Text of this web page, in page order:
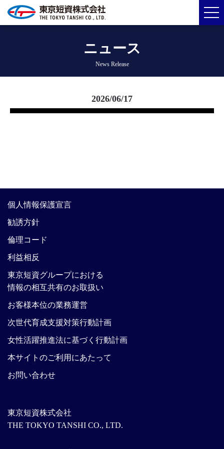
ニュース
News Release
2026/06/17
東京短資株式会社
THE TOKYO TANSHI CO., LTD.
個人情報保護宣言
勧誘方針
倫理コード
利益相反
東京短資グループにおける
情報の相互共有のお取扱い
お客様本位の業務運営
次世代育成支援対策行動計画
女性活躍推進法に基づく行動計画
本サイトのご利用にあたって
お問い合わせ